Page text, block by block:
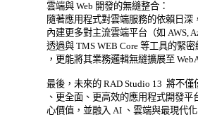
雲端與 Web 開發的無縫整合：
隨著應用程式對雲端服務的依賴日
內建更多對主流雲端平台（如 AWS,
透過與 TMS WEB Core 等工具的緊
，更能將其業務邏輯無縫擴展至
最後，未來的 RAD Studio 13  將不
、更全面、更高效的應用程式開發
心價值，並融入 AI 、雲端與最現代